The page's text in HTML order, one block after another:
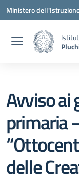
Vai ai contenuti
Vai al menu di
Vai al footer
Ministero
Avviso ai
primaria
delle